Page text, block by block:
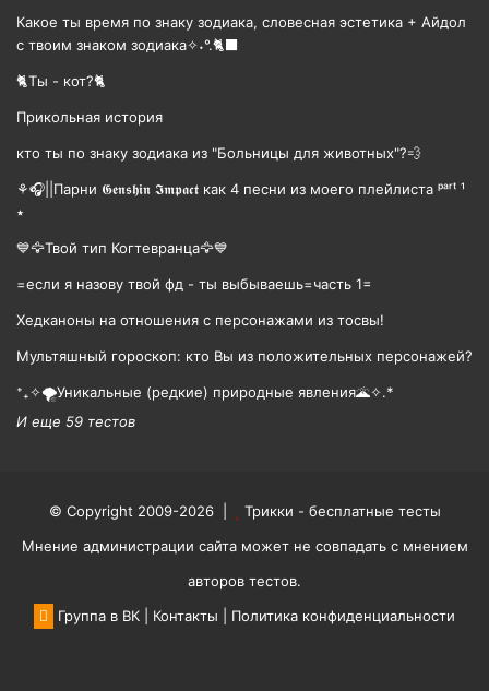
Какое ты время по знаку зодиака, словесная эстетика + Айдол
с твоим знаком зодиака✧˖°.🐈‍⬛
🐈Ты - кот?🐈
Прикольная история
кто ты по знаку зодиака из "Больницы для животных"?💨
⚘🎧||Парни 𝕲𝖊𝖓𝖘𝖍𝖎𝖓 𝕴𝖒𝖕𝖆𝖈𝖙 как 4 песни из моего плейлиста ᵖᵃʳᵗ ¹
٭
💙🦅Твой тип Когтевранца🦅💙
=если я назову твой фд - ты выбываешь=часть 1=
Хедканоны на отношения с персонажами из тосвы!
Мультяшный гороскоп: кто Вы из положительных персонажей?
⁺₊✧🌪️Уникальные (редкие) природные явления🌋✧.*
И еще 59 тестов
© Copyright 2009-2026 |
Трикки - бесплатные тесты
Мнение администрации сайта может не совпадать с мнением
авторов тестов.
Группа в ВК
Контакты Политика конфиденциальности